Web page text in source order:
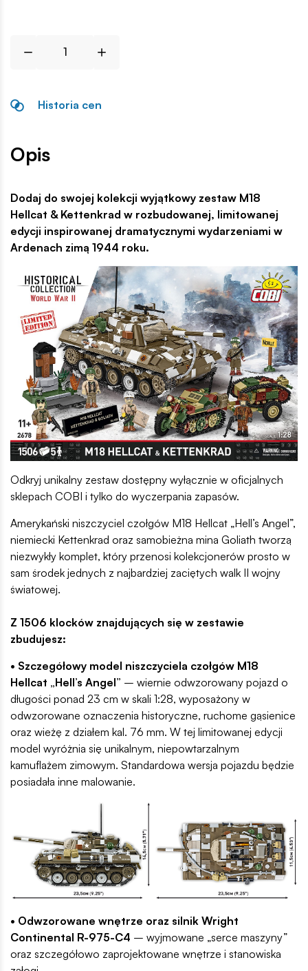
Historia cen
Opis
Dodaj do swojej kolekcji wyjątkowy zestaw M18
Hellcat & Kettenkrad w rozbudowanej, limitowanej
edycji inspirowanej dramatycznymi wydarzeniami w
Ardenach zimą 1944 roku.
Odkryj unikalny zestaw dostępny wyłącznie w oficjalnych
sklepach COBI i tylko do wyczerpania zapasów.
Amerykański niszczyciel czołgów M18 Hellcat „Hell’s Angel”,
niemiecki Kettenkrad oraz samobieżna mina Goliath tworzą
niezwykły komplet, który przenosi kolekcjonerów prosto w
sam środek jednych z najbardziej zaciętych walk II wojny
światowej.
Z 1506 klocków znajdujących się w zestawie
zbudujesz:
• Szczegółowy model niszczyciela czołgów M18
Hellcat „Hell’s Angel” – wiernie odwzorowany pojazd o
długości ponad 23 cm w skali 1:28, wyposażony w
odwzorowane oznaczenia historyczne, ruchome gąsienice
oraz wieżę z działem kal. 76 mm. W tej limitowanej edycji
model wyróżnia się unikalnym, niepowtarzalnym
kamuflażem zimowym. Standardowa wersja pojazdu będzie
posiadała inne malowanie.
• Odwzorowane wnętrze oraz silnik Wright
Continental R-975-C4 – wyjmowane „serce maszyny”
oraz szczegółowo zaprojektowane wnętrze i stanowiska